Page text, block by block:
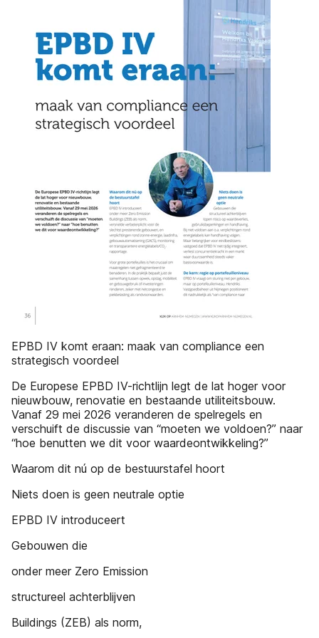
EPBD IV komt eraan: maak van compliance een
strategisch voordeel
De Europese EPBD IV-richtlijn legt de lat hoger voor
nieuwbouw, renovatie en bestaande utiliteitsbouw.
Vanaf 29 mei 2026 veranderen de spelregels en
verschuift de discussie van “moeten we voldoen?” naar
“hoe benutten we dit voor waardeontwikkeling?”
Waarom dit nú op de bestuurstafel hoort
Niets doen is geen neutrale optie
EPBD IV introduceert
Gebouwen die
onder meer Zero Emission
structureel achterblijven
Buildings (ZEB) als norm,